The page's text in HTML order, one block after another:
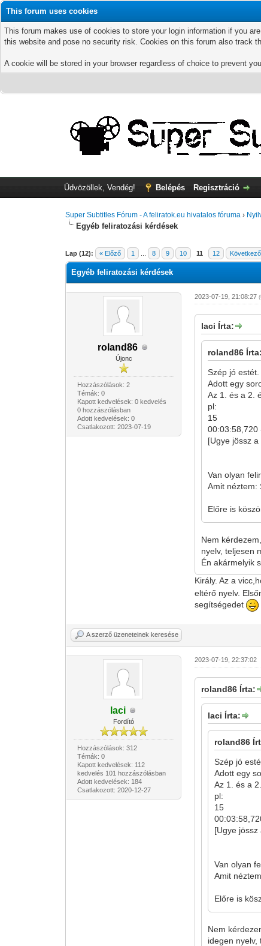
This forum uses cookies
This forum makes use of cookies to store your login information if you
this website and pose no security risk. Cookies on this forum also track
A cookie will be stored in your browser regardless of choice to prevent
Üdvözöllek, Vendég! Belépés Regisztráció
Super Subtitles Fórum - A feliratok.eu hivatalos fóruma ›
Egyéb feliratozási kérdések
Lap (12): « Előző 1 8 9 10 11 12
Egyéb feliratozási kérdések
roland86
Újonc
Hozzászólások: 2
Témák: 0
Kapott kedvelések: 0 kedvelés
0 hozzászólásban
Adott kedvelések: 0
Csatlakozott: 2023-07-19
2023-07-19, 21:08:27(
laci Írta:
roland86 Írta:
Szép jó estét.
Adott egy
Az 1. és a 2.
pl:
15
00:03:58,720
[Ugye jössz
Van olyan
Amit néztem:
Előre is
Nem
nyelv, teljesen
Én akármelyik
Király. Az a
eltérő nyelv.
segítségedet
A szerző üzeneteinek keresése
laci
Fordító
Hozzászólások: 312
Témák: 0
Kapott kedvelések: 112
kedvelés 101 hozzászólásban
Adott kedvelések: 184
Csatlakozott: 2020-12-27
2023-07-19, 22:37:02
roland86 Írta:
laci Írta:
roland86
Szép jó
Adott egy
Az 1. és a
pl:
15
[Ugye jössz
Van olyan
Amit
Előre is
Nem
idegen nyelv,